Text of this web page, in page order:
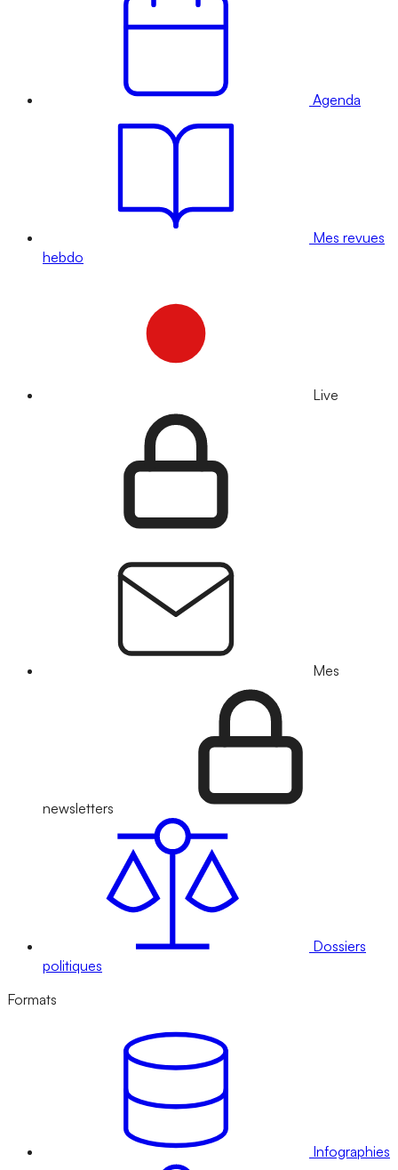
Agenda
Mes revues
hebdo
Live
Mes
newsletters
Dossiers
politiques
Formats
Infographies